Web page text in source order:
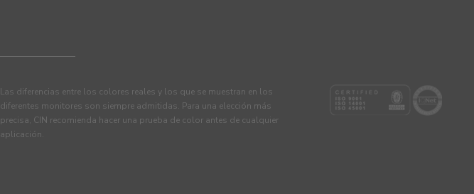
Las diferencias entre los colores reales y los que se muestran en los
diferentes monitores son siempre admitidas. Para una elección más
precisa, CIN recomienda hacer una prueba de color antes de cualquier
aplicación.